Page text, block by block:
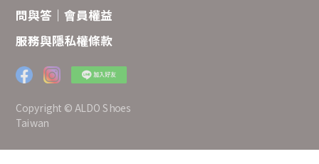
問與答｜會員權益
服務與隱私權條款
Copyright © ALDO Shoes
Taiwan